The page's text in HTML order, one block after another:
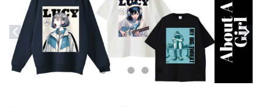
モバイルケース
ステッカー